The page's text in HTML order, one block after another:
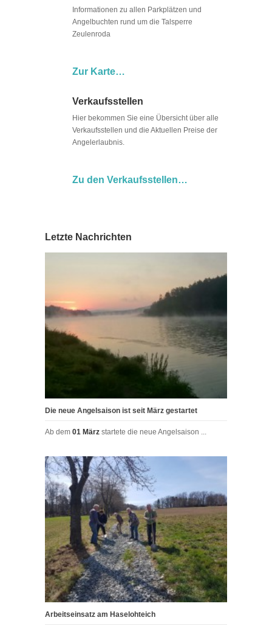
Informationen zu allen Parkplätzen und
Angelbuchten rund um die Talsperre
Zeulenroda
Zur Karte…
Verkaufsstellen
Hier bekommen Sie eine Übersicht über alle
Verkaufsstellen und die Aktuellen Preise der
Angelerlaubnis.
Zu den Verkaufsstellen…
Letzte Nachrichten
Die neue Angelsaison ist seit März gestartet
Ab dem 01 März startete die neue Angelsaison ...
Arbeitseinsatz am Haselohteich